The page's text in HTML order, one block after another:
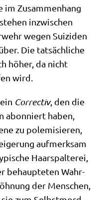
im Zusam­men­hang
inzwi­schen
wegen Sui­zi­den
Die tat­säch­li­che
höher, da nicht
wird.
Cor­rec­tiv, den die
abon­niert haben,
zu pole­mi­sie­ren,
auf­merk­sam
Haar­spal­te­rei,
behaup­te­ten Wahr­
der Men­schen,